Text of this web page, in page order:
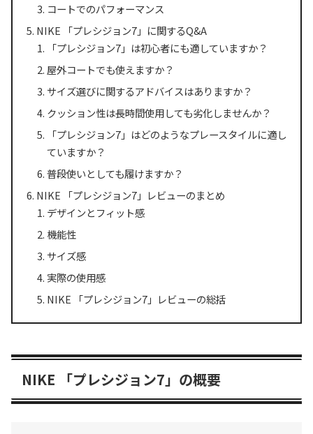
コートでのパフォーマンス
NIKE 「プレシジョン7」に関するQ&A
「プレシジョン7」は初心者にも適していますか？
屋外コートでも使えますか？
サイズ選びに関するアドバイスはありますか？
クッション性は長時間使用しても劣化しませんか？
「プレシジョン7」はどのようなプレースタイルに適し
ていますか？
普段使いとしても履けますか？
NIKE 「プレシジョン7」レビューのまとめ
デザインとフィット感
機能性
サイズ感
実際の使用感
NIKE 「プレシジョン7」レビューの総括
NIKE 「プレシジョン7」の概要